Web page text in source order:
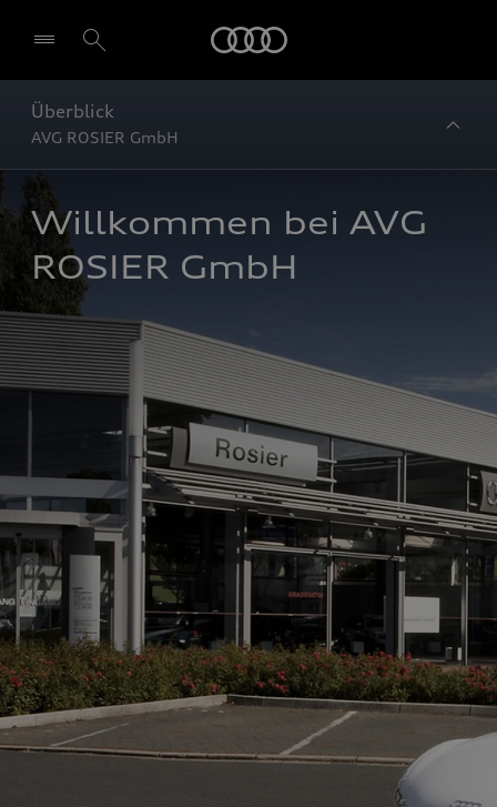
Überblick
AVG ROSIER GmbH
Willkommen bei AVG
ROSIER GmbH